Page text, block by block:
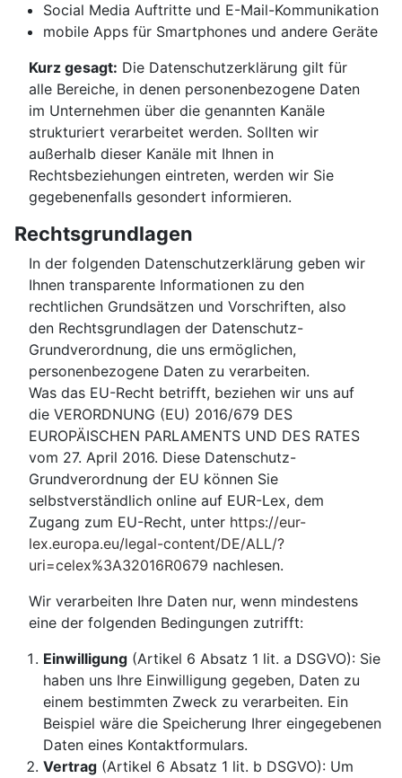
Social Media Auftritte und E-Mail-Kommunikation
mobile Apps für Smartphones und andere Geräte
Kurz gesagt: Die Datenschutzerklärung gilt für
alle Bereiche, in denen personenbezogene Daten
im Unternehmen über die genannten Kanäle
strukturiert verarbeitet werden. Sollten wir
außerhalb dieser Kanäle mit Ihnen in
Rechtsbeziehungen eintreten, werden wir Sie
gegebenenfalls gesondert informieren.
Rechtsgrundlagen
In der folgenden Datenschutzerklärung geben wir
Ihnen transparente Informationen zu den
rechtlichen Grundsätzen und Vorschriften, also
den Rechtsgrundlagen der Datenschutz-
Grundverordnung, die uns ermöglichen,
personenbezogene Daten zu verarbeiten.
Was das EU-Recht betrifft, beziehen wir uns auf
die VERORDNUNG (EU) 2016/679 DES
EUROPÄISCHEN PARLAMENTS UND DES RATES
vom 27. April 2016. Diese Datenschutz-
Grundverordnung der EU können Sie
selbstverständlich online auf EUR-Lex, dem
Zugang zum EU-Recht, unter https://eur-
lex.europa.eu/legal-content/DE/ALL/?
uri=celex%3A32016R0679 nachlesen.
Wir verarbeiten Ihre Daten nur, wenn mindestens
eine der folgenden Bedingungen zutrifft:
Einwilligung (Artikel 6 Absatz 1 lit. a DSGVO): Sie
haben uns Ihre Einwilligung gegeben, Daten zu
einem bestimmten Zweck zu verarbeiten. Ein
Beispiel wäre die Speicherung Ihrer eingegebenen
Daten eines Kontaktformulars.
Vertrag (Artikel 6 Absatz 1 lit. b DSGVO): Um